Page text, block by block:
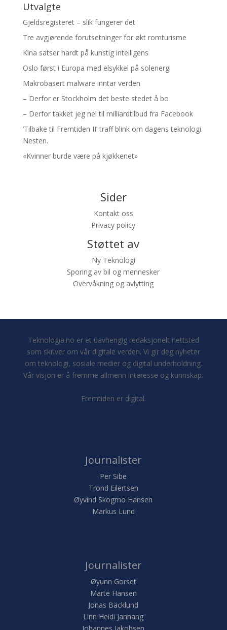
Utvalgte
Gjeldsregisteret – slik fungerer det
Tre avgjørende forutsetninger for økt romturisme
Kina satser hardt på kunstig intelligens
Oslo først i Europa med elsykkel på solenergi
Makrobasert malware inntar verden
– Derfor er Stockholm det beste stedet å bo
– Derfor takket jeg nei til milliardtilbud fra Facebook
’Tilbake til Fremtiden II’ traff blink om dagens teknologi.
Nesten.
«Kvinner burde være på kjøkkenet»
Sider
Kontakt oss
Privacy policy
Støttet av
Ny Teknologi
Sporing av bil og mennesker
Overvåkning og avlytting
Teknologia.no er et uavhengig redaksjonelt nettsted
som skriver om vår digitale verden. Vi gir deg nyheter
om teknologi, sosiale medier og digital underholdning.
Vår visjon er å fremme allmenn interesse og kunnskap.
Fremtiden er digital.
Journalister
Per Sibe
Trond Eilertsen
Øyvind Skogmo Hansen
Markus Lund
Journalister
Øyunn Gorset
Marte Hansen
Jonas Bäcklund
Linn Heidi Jannang